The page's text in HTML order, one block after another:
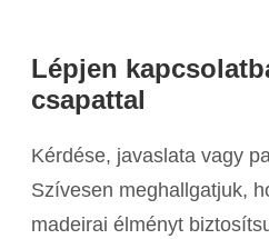
Lépjen
csapattal
Kérdése, javaslata vagy
Szívesen meghallgatjuk,
madeirai élményt